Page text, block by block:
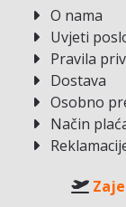
O nama
Uvjeti
Pravila
Dostava
Osobno
Način